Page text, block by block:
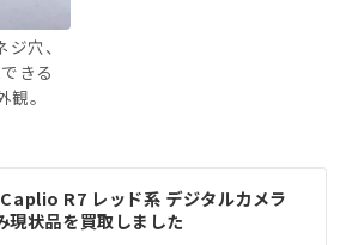
穴、
きる
。
R7 レッド系 デジタルカメラ
現状品を買取しました